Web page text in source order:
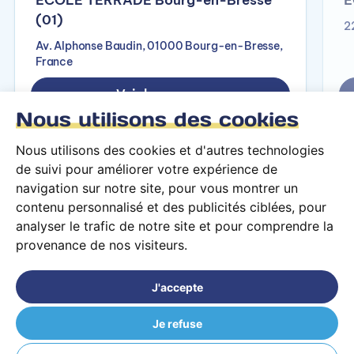
Nous utilisons des cookies
Nous utilisons des cookies et d'autres technologies
de suivi pour améliorer votre expérience de
navigation sur notre site, pour vous montrer un
contenu personnalisé et des publicités ciblées, pour
analyser le trafic de notre site et pour comprendre la
provenance de nos visiteurs.
J'accepte
Je refuse
(01)
Av. Alphonse Baudin, 01000 Bourg-en-Bresse,
France
Voir le campus
Conditions générales d’utilisation
© 2026 PARCOURS Privé tous droits réservés